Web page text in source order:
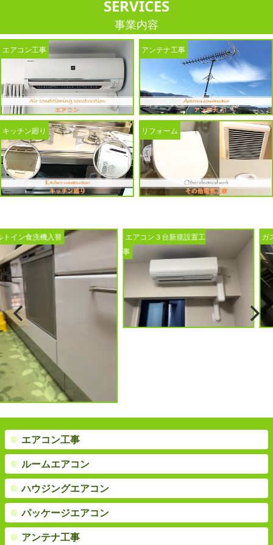
SERVICES
事業内容
エアコン工事 アンテナ工事
キッチン廻り リフォーム
エアコン３台新規設置工
事
ガス給湯器入替工
● エアコン工事
● ルームエアコン
●ハウジングエアコン
●パッケージエアコン
● アンテナ工事